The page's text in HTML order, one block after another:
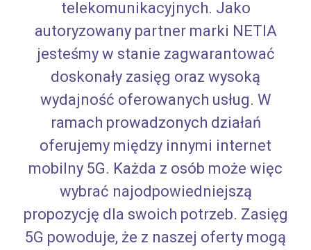
telekomunikacyjnych. Jako
autoryzowany partner marki NETIA
jesteśmy w stanie zagwarantować
doskonały zasięg oraz wysoką
wydajność oferowanych usług. W
ramach prowadzonych działań
oferujemy między innymi internet
mobilny 5G. Każda z osób może więc
wybrać najodpowiedniejszą
propozycję dla swoich potrzeb. Zasięg
5G powoduje, że z naszej oferty mogą